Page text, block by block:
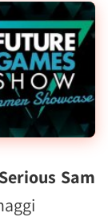
Sam